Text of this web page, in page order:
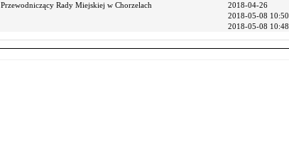
Rady Miejskiej w Chorzelach
2018-04-26
2018-05-08 10:50
2018-05-08 10:48